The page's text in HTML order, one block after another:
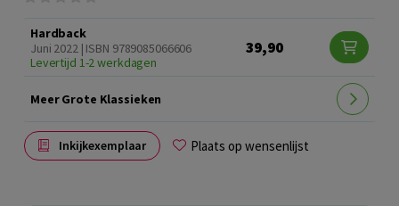
Hardback
Juni 2022 | ISBN 9789085066606
Levertijd 1-2 werkdagen
39,90
Meer Grote Klassieken
Inkijkexemplaar Plaats op wensenlijst